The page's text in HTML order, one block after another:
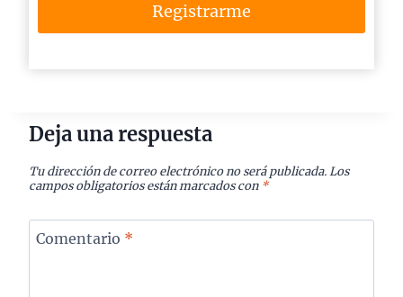
Registrarme
Deja una respuesta
Tu dirección de correo electrónico no será publicada. Los
campos obligatorios están marcados con *
Comentario *